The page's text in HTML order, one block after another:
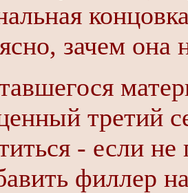
зачем она
третий
- если
филлер